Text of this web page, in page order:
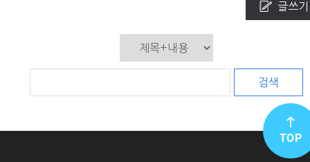
글쓰기
검색
TOP